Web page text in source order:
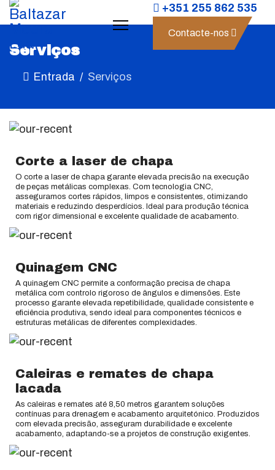
+351 255 862 535
Contacte-nos
Serviços
Entrada Serviços
Corte a laser de chapa
O corte a laser de chapa garante elevada precisão na execução
de peças metálicas complexas. Com tecnologia CNC,
asseguramos cortes rápidos, limpos e consistentes, otimizando
materiais e reduzindo desperdícios. Ideal para produção técnica
com rigor dimensional e excelente qualidade de acabamento.
Quinagem CNC
A quinagem CNC permite a conformação precisa de chapa
metálica com controlo rigoroso de ângulos e dimensões. Este
processo garante elevada repetibilidade, qualidade consistente e
eficiência produtiva, sendo ideal para componentes técnicos e
estruturas metálicas de diferentes complexidades.
Caleiras e remates de chapa
lacada
As caleiras e remates até 8,50 metros garantem soluções
contínuas para drenagem e acabamento arquitetónico. Produzidos
com elevada precisão, asseguram durabilidade e excelente
acabamento, adaptando-se a projetos de construção exigentes.